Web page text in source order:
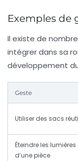
Exemples de
Il existe de
intégrer dans sa
développement
Geste
Utiliser des sacs
Éteindre les
d’une pièce